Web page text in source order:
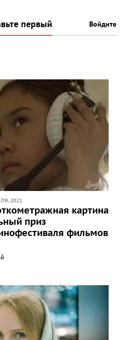
первый Войдите
2021
картина
приз
фильмов